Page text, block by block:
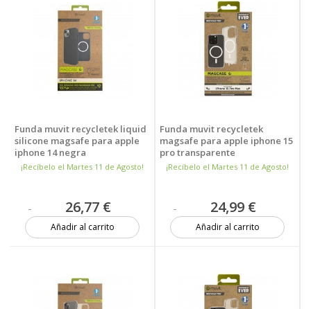
Funda muvit recycletek liquid
silicone magsafe para apple
iphone 14 negra
¡Recíbelo el Martes 11 de Agosto!
26,77 €
Añadir al carrito
Funda muvit recycletek
magsafe para apple iphone 15
pro transparente
¡Recíbelo el Martes 11 de Agosto!
24,99 €
Añadir al carrito